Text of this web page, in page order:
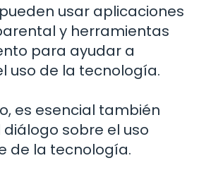
usar aplicaciones
y herramientas
para ayudar a
uso de la tecnología.
es esencial también
sobre el uso
de la tecnología.